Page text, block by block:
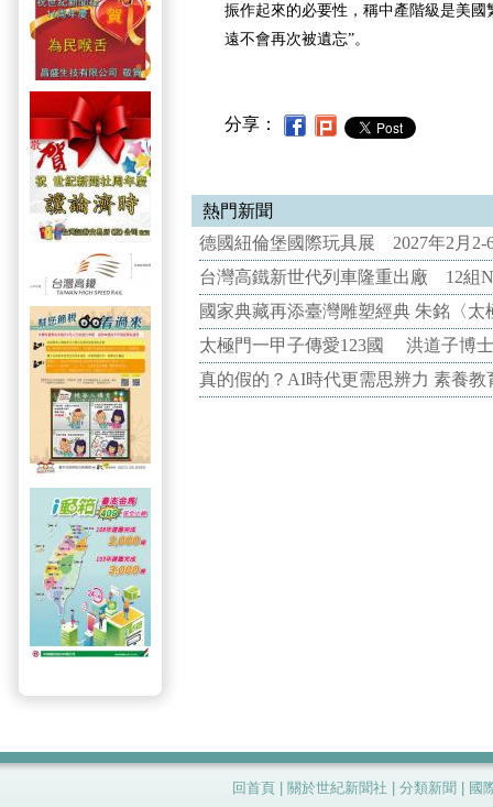
振作起來的必要性，稱中產階級是美國
遠不會再次被遺忘”。
分享：
熱門新聞
德國紐倫堡國際玩具展 2027年2月2-
台灣高鐵新世代列車隆重出廠 12組
國家典藏再添臺灣雕塑經典 朱銘〈
太極門一甲子傳愛123國 洪道子博
真的假的？AI時代更需思辨力 素養
回首頁 關於世紀新聞社 分類新聞
國